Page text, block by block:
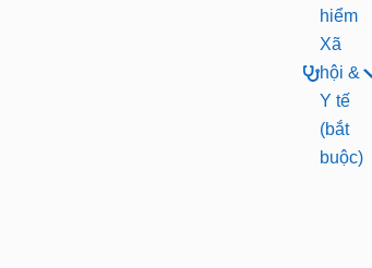
hiểm
Xã
hội &
Y tế
(bắt
buộc)